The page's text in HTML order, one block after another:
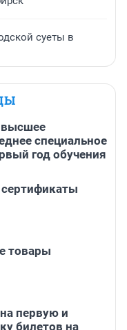
суеты в
высшее
специальное
год обучения
сертификаты
товары
первую и
билетов на